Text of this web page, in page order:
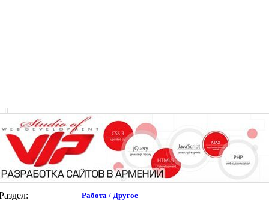
Работа / Другое